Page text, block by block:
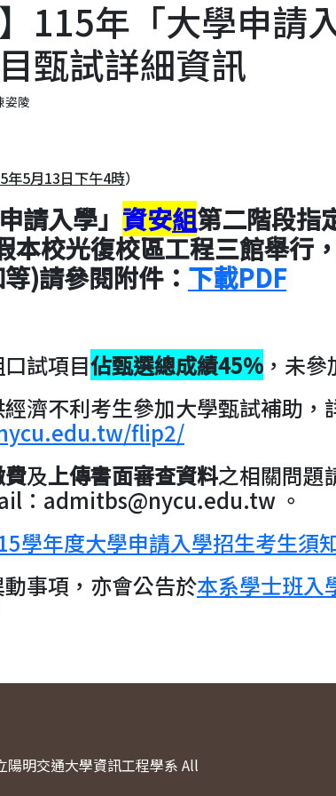
】115年「大學申請
甄試詳細資訊
姿陵
年5月13日下午4時）
請入學」 資安組第二階段指
本校光復校區工程三館舉行
)請參閱附件： 下載PDF
試項目佔甄選總成績45% ，未
濟不利考生參加大學甄試補助，
flip2/
及上傳書面審查資料之相關問題
：admitbs@nycu.edu.tw 。
學年度大學申請入學招生考生須
事項，亦會公告於本系學士班入
明交通大學資訊工程學系 All